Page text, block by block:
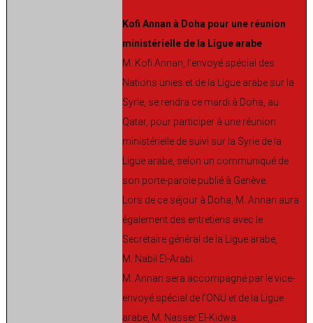
Kofi Annan à Doha pour une réunion
ministérielle de la Ligue arabe
M. Kofi Annan, l’envoyé spécial des
Nations unies et de la Ligue arabe sur la
Syrie, se rendra ce mardi à Doha, au
Qatar, pour participer à une réunion
ministérielle de suivi sur la Syrie de la
Ligue arabe, selon un communiqué de
son porte-parole publié à Genève.
Lors de ce séjour à Doha, M. Annan aura
également des entretiens avec le
Secrétaire général de la Ligue arabe,
M. Nabil El-Arabi.
M. Annan sera accompagné par le vice-
envoyé spécial de l’ONU et de la Ligue
arabe, M. Nasser El-Kidwa.